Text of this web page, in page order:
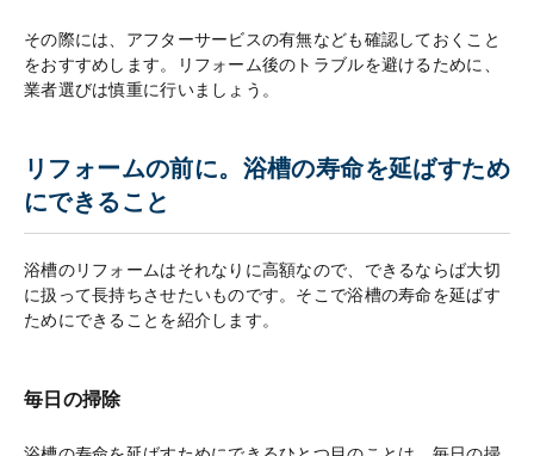
その際には、アフターサービスの有無なども確認しておくこと
をおすすめします。リフォーム後のトラブルを避けるために、
業者選びは慎重に行いましょう。
リフォームの前に。浴槽の寿命を延ばすため
にできること
浴槽のリフォームはそれなりに高額なので、できるならば大切
に扱って長持ちさせたいものです。そこで浴槽の寿命を延ばす
ためにできることを紹介します。
毎日の掃除